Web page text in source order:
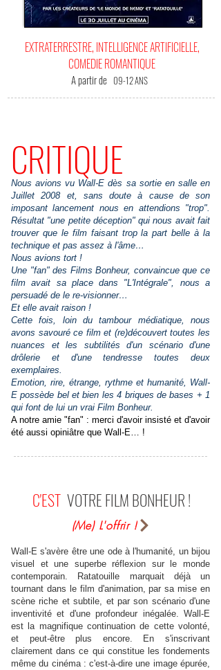
EXTRATERRESTRE, INTELLIGENCE ARTIFICIELLE,
COMEDIE ROMANTIQUE
A partir de 09-12 ANS
CRITIQUE
Nous avions vu Wall-E dès sa sortie en salle en
Juillet 2008 et, sans doute à cause de son
imposant lancement nous en attendions "trop".
Résultat "une petite déception" qui nous avait fait
trouver que le film faisant trop la part belle à la
technique et pas assez à l'âme…
Nous avions tort !
Une "fan" des Films Bonheur, convaincue que ce
film avait sa place dans "L'Intégrale", nous a
persuadé de le re-visionner…
Et elle avait raison !
Cette fois, loin du tambour médiatique, nous
avons savouré ce film et (re)découvert toutes les
nuances et les subtilités d'un scénario d'une
drôlerie et d'une tendresse toutes deux
exemplaires.
Emotion, rire, étrange, rythme et humanité, Wall-
E possède bel et bien les 4 briques de bases + 1
qui font de lui un vrai Film Bonheur.
A notre amie "fan" : merci d'avoir insisté et d'avoir
été aussi opiniâtre que Wall-E… !
C'EST VOTRE FILM BONHEUR !
(Me) L'offrir !
Wall-E s'avère être une ode à l'humanité, un bijou
visuel et une superbe réflexion sur le monde
contemporain. Ratatouille marquait déjà un
tournant dans le film d'animation, par sa mise en
scène riche et subtile, et par son scénario d'une
inventivité et d'une profondeur inégalée. Wall-E
est la magnifique continuation de cette volonté,
et peut-être plus encore. En s'inscrivant
clairement dans ce qui constitue les fondements
même du cinéma : c'est-à-dire une image épurée,